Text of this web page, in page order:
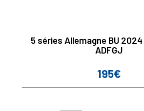
5 séries Allemagne BU
ADFGJ
Prix
195€